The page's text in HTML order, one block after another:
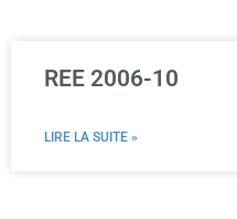
REE 2006-10
LIRE LA SUITE »